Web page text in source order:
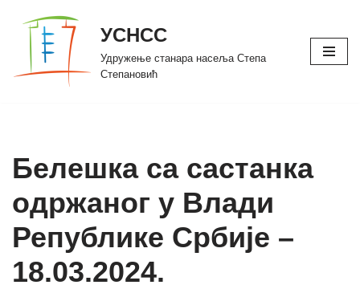
Скочи
садржај
УСНСС
Удружење станара насеља Степа
Степановић
Белешка са састанка
одржаног у Влади
Републике Србије –
18.03.2024.